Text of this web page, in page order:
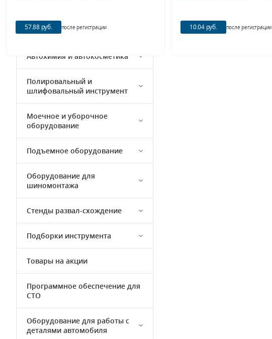
Компрессорное оборудование
Автохимия и автокосметика
Полировальный и
шлифовальный инструмент
Моечное и уборочное
оборудование
Подъемное оборудование
Оборудование для
шиномонтажа
Стенды развал-схождение
Подборки инструмента
Товары на акции
Программное обеспечение для
СТО
Оборудование для работы с
деталями автомобиля
57.88 руб. после регистрации 10.04 руб. после регистрации